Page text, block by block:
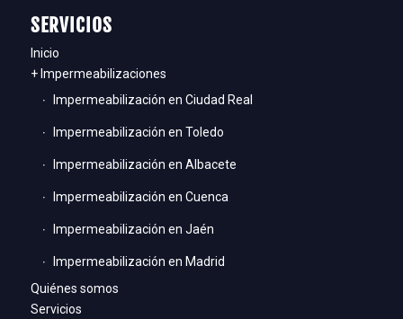
SERVICIOS
Inicio
+ Impermeabilizaciones
Impermeabilización en Ciudad Real
Impermeabilización en Toledo
Impermeabilización en Albacete
Impermeabilización en Cuenca
Impermeabilización en Jaén
Impermeabilización en Madrid
Quiénes somos
Servicios